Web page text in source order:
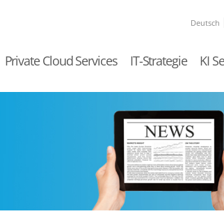
Deutsch
Private Cloud Services IT-Strategie KI